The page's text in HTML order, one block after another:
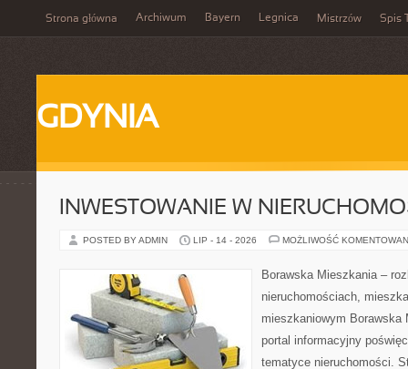
Strona główna Archiwum Bayern Legnica Mistrzów Spis
GDYNIA
INWESTOWANIE W
POSTED BY ADMIN LIP - 14 - 2026 MOŻLIWOŚĆ
Borawska Mieszkania –
nieruchomościach,
mieszkaniowym Borawska
portal informacyjny
tematyce nieruchomości.